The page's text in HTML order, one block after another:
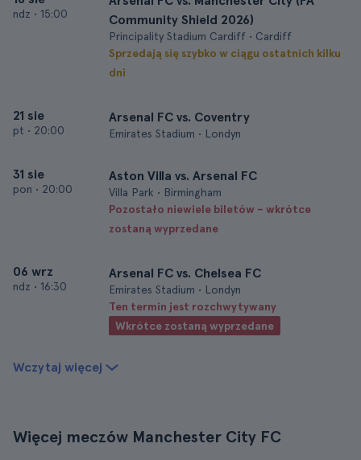
ndz • 15:00
Community Shield 2026)
Principality Stadium Cardiff • Cardiff
Sprzedają się szybko w ciągu ostatnich kilku
dni
21 sie
pt • 20:00
Arsenal FC vs. Coventry
Emirates Stadium • Londyn
31 sie
pon • 20:00
Aston Villa vs. Arsenal FC
Villa Park • Birmingham
Pozostało niewiele biletów – wkrótce
zostaną wyprzedane
06 wrz
ndz • 16:30
Arsenal FC vs. Chelsea FC
Emirates Stadium • Londyn
Ten termin jest rozchwytywany
Wkrótce zostaną wyprzedane
Wczytaj więcej
Więcej meczów Manchester City FC